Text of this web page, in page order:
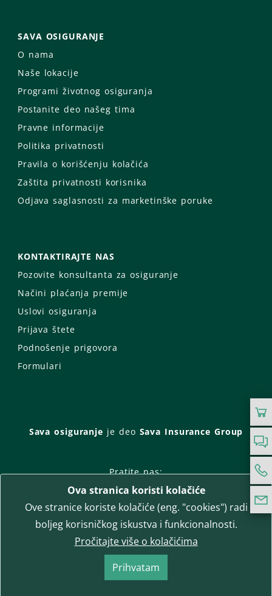
SAVA OSIGURANJE
O nama
Naše lokacije
Programi životnog osiguranja
Postanite deo našeg tima
Pravne informacije
Politika privatnosti
Pravila o korišćenju kolačića
Zaštita privatnosti korisnika
Odjava saglasnosti za marketinške poruke
KONTAKTIRAJTE NAS
Pozovite konsultanta za osiguranje
Načini plaćanja premije
Uslovi osiguranja
Prijava štete
Podnošenje prigovora
Formulari
Sava osiguranje je deo Sava Insurance Group
Pratite nas:
Facebook
Instagram
LinkedIn
Twitter
YouTube
WhatsApp
T-media d.o.o. | napredne komunikacije
Ova stranica koristi kolačiće
Ove stranice koriste kolačiće (eng. "cookies") radi
boljeg korisničkog iskustva i funkcionalnosti.
Pročitajte više o kolačićima
Prihvatam